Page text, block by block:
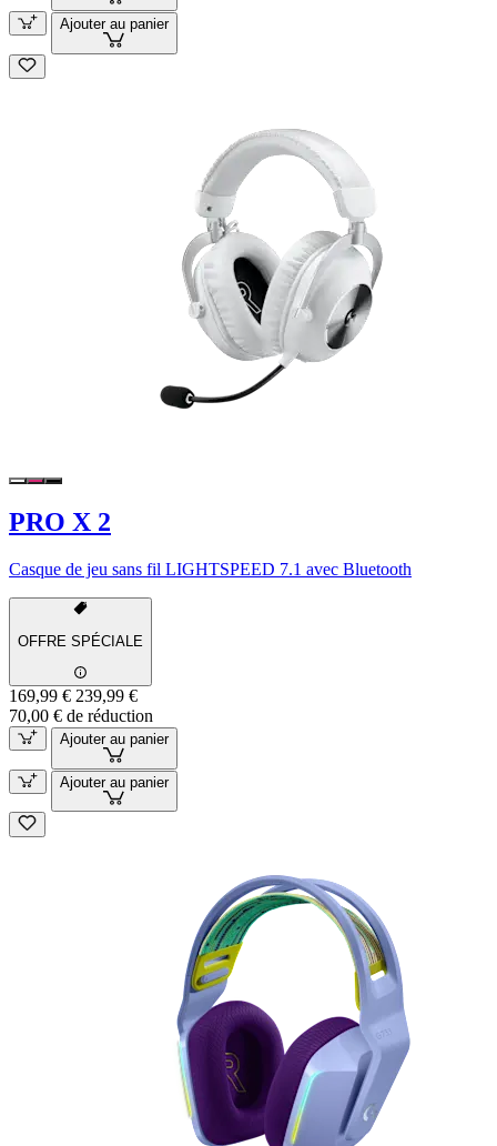
Ajouter au panier
PRO X 2
Casque de jeu sans fil LIGHTSPEED 7.1 avec Bluetooth
OFFRE SPÉCIALE
169,99 € 239,99 €
70,00 € de réduction
Ajouter au panier
Ajouter au panier